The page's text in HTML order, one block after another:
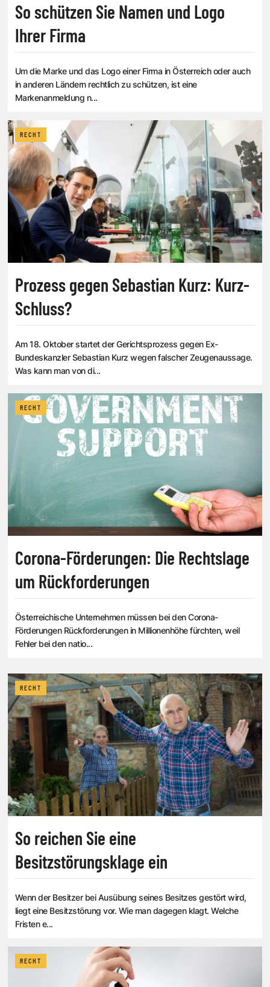
So schützen Sie Namen und Logo
Ihrer Firma
Um die Marke und das Logo einer Firma in Österreich oder auch
in anderen Ländern rechtlich zu schützen, ist eine
Markenanmeldung n...
RECHT
Prozess gegen Sebastian Kurz: Kurz-
Schluss?
Am 18. Oktober startet der Gerichtsprozess gegen Ex-
Bundeskanzler Sebastian Kurz wegen falscher Zeugenaussage.
Was kann man von di...
RECHT
Corona-Förderungen: Die Rechtslage
um Rückforderungen
Österreichische Unternehmen müssen bei den Corona-
Förderungen Rückforderungen in Millionenhöhe fürchten, weil
Fehler bei den natio...
RECHT
So reichen Sie eine
Besitzstörungsklage ein
Wenn der Besitzer bei Ausübung seines Besitzes gestört wird,
liegt eine Besitzstörung vor. Wie man dagegen klagt. Welche
Fristen e...
RECHT